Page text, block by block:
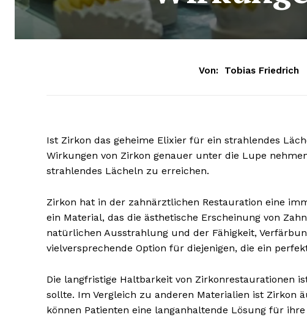
Von: Tobias Friedrich
Ist Zirkon das geheime Elixier für ein strahlendes
Wirkungen von Zirkon genauer unter die Lupe
strahlendes Lächeln zu erreichen.
Zirkon hat in der zahnärztlichen Restauration eine
ein Material, das die ästhetische Erscheinung von
natürlichen Ausstrahlung und der Fähigkeit,
vielversprechende Option für diejenigen, die ein
Die langfristige Haltbarkeit von Zirkonrestaurationen
sollte. Im Vergleich zu anderen Materialien ist Zirkon
können Patienten eine langanhaltende Lösung für